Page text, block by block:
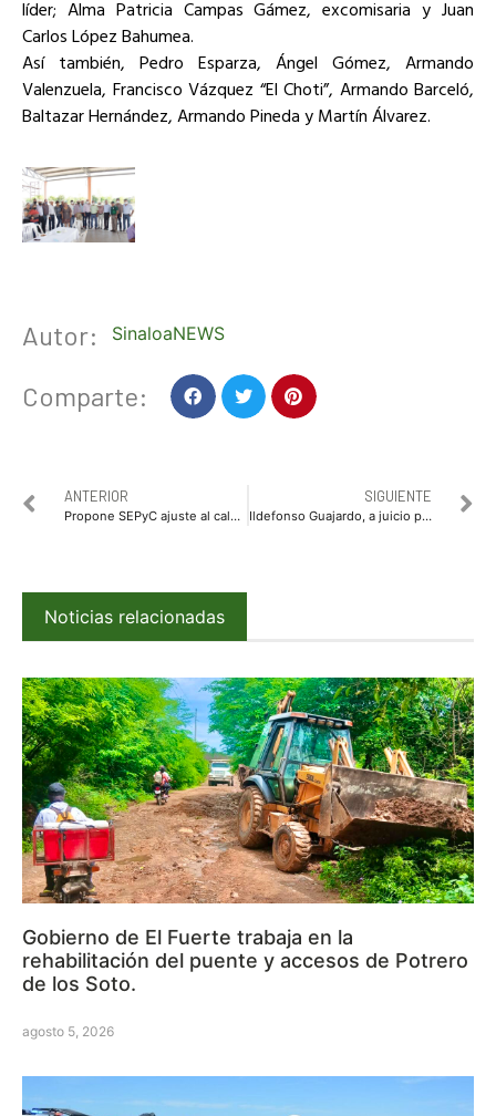
líder; Alma Patricia Campas Gámez, excomisaria y Juan
Carlos López Bahumea.
Así también, Pedro Esparza, Ángel Gómez, Armando
Valenzuela, Francisco Vázquez “El Choti”, Armando Barceló,
Baltazar Hernández, Armando Pineda y Martín Álvarez.
Autor: SinaloaNEWS
Comparte:
ANTERIOR
Propone SEPyC ajuste al calendario escolar 2021-2022
SIGUIENTE
Ildefonso Guajardo, a juicio por enriquecimiento ilícito; dice ser perseguido político
Noticias relacionadas
Gobierno de El Fuerte trabaja en la
rehabilitación del puente y accesos de Potrero
de los Soto.
agosto 5, 2026